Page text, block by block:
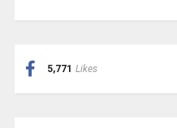
5,771 Likes